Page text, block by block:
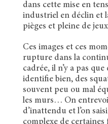
dans cette mise en
industriel en déclin et
pièges et pleine de
Ces images et ces
rupture dans la
cadrée, il n’y a pas que
identifie bien, des
souvent peu ou mal
les murs… On
d’inattendu et l’on